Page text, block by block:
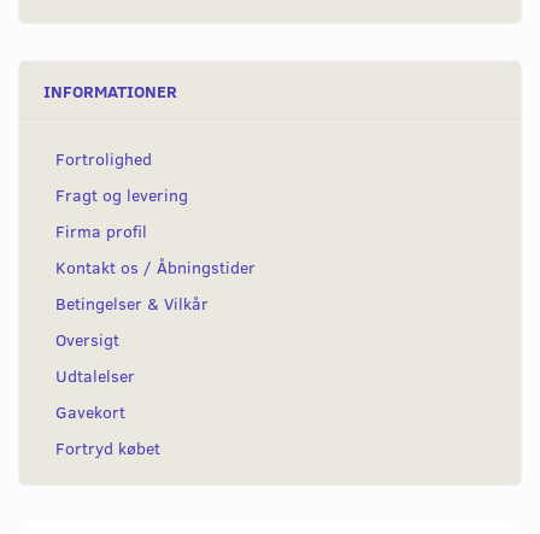
INFORMATIONER
Fortrolighed
Fragt og levering
Firma profil
Kontakt os / Åbningstider
Betingelser & Vilkår
Oversigt
Udtalelser
Gavekort
Fortryd købet